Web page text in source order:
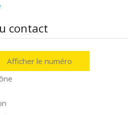
contact
Afficher le numéro